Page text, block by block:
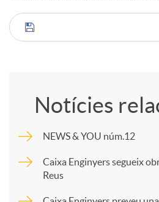
g
s
C
p
Notícies
NEWS & YOU núm.12
Caixa Enginyers segueix
Reus